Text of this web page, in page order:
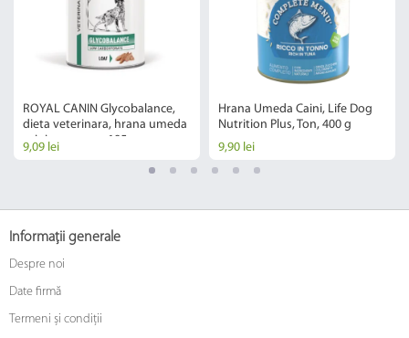
ROYAL CANIN Glycobalance,
dieta veterinara, hrana umeda
caini, conserva, 195 g
9,09 lei
Hrana Umeda Caini, Life Dog
Nutrition Plus, Ton, 400 g
9,90 lei
Informații generale
Despre noi
Date firmă
Termeni și condiții